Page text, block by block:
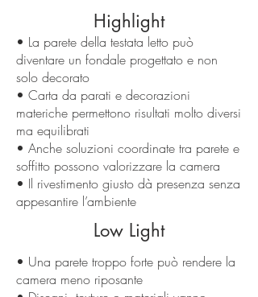
Highlight
• La parete della testata letto può
diventare un fondale progettato e non
solo decorato
• Carta da parati e decorazioni
materiche permettono risultati molto diversi
ma equilibrati
• Anche soluzioni coordinate tra parete e
soffitto possono valorizzare la camera
• Il rivestimento giusto dà presenza senza
appesantire l’ambiente
Low Light
• Una parete troppo forte può rendere la
camera meno riposante